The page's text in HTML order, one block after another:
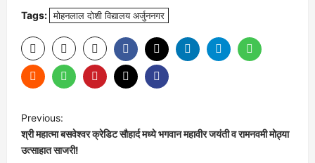
Tags: मोहनलाल दोशी विद्यालय अर्जुननगर
P
o
Previous:
श्री महात्मा बसवेश्वर क्रेडिट सौहार्द मध्ये भगवान महावीर जयंती व रामनवमी मोठ्या
उत्साहात साजरी!